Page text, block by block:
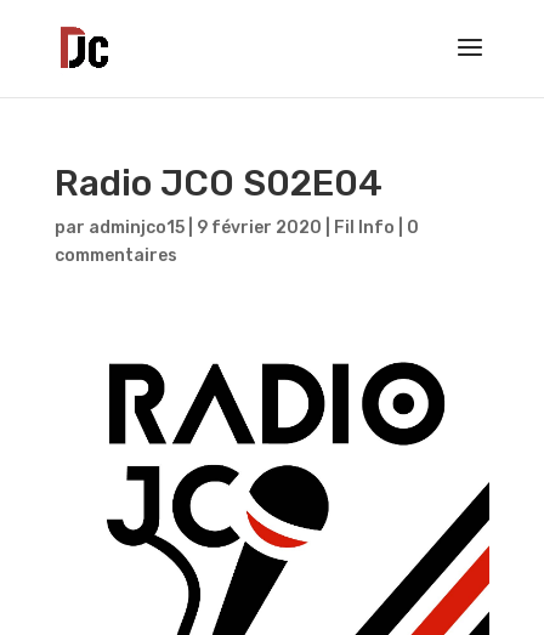
Radio JCO S02E04
par adminjco15| 9 février 2020 Fil Info
0
commentaires